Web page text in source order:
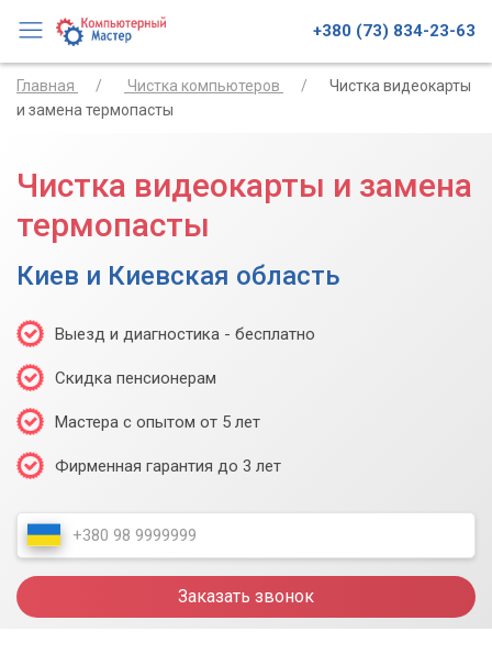
+380 (73) 834-23-63
Главная Чистка компьютеров
Чистка видеокарты
и замена термопасты
Чистка видеокарты и замена
термопасты
Киев и Киевская область
Выезд и диагностика - бесплатно
Скидка пенсионерам
Мастера с опытом от 5 лет
Фирменная гарантия до 3 лет
Заказать звонок